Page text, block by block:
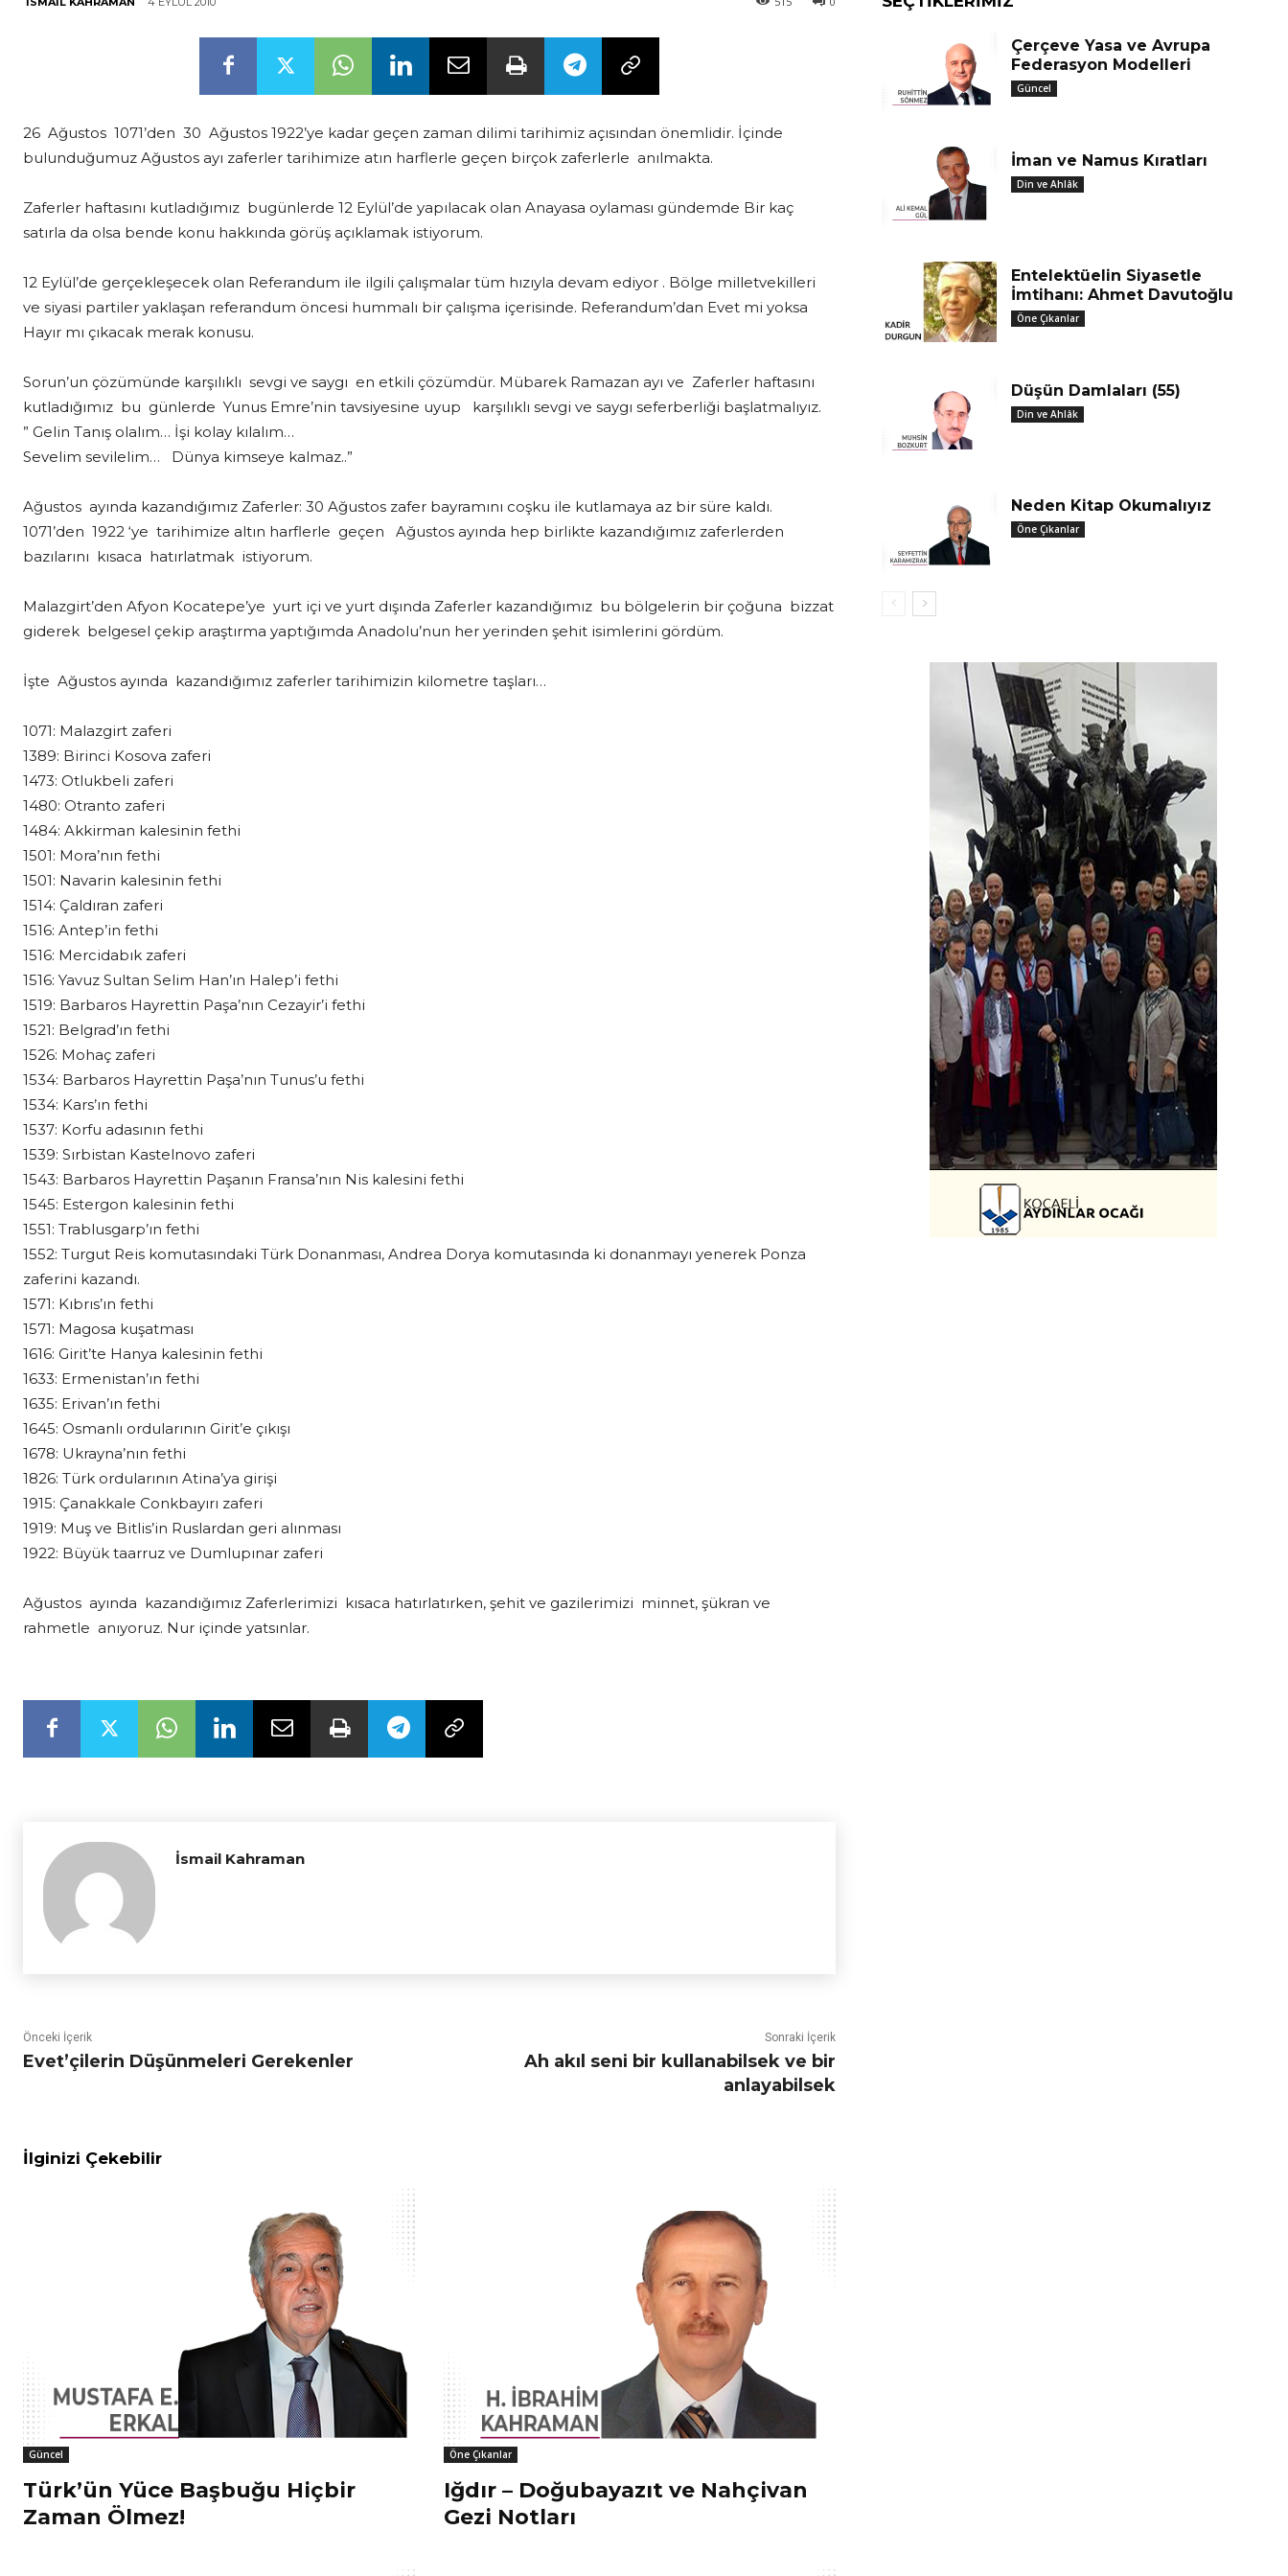
26 Ağustos 1071’den 30 Ağustos 1922’ye kadar geçen zaman dilimi tarihimiz açısından önemlidir. İçinde
bulunduğumuz Ağustos ayı zaferler tarihimize atın harflerle geçen birçok zaferlerle anılmakta.
Zaferler haftasını kutladığımız bugünlerde 12 Eylül’de yapılacak olan Anayasa oylaması gündemde Bir kaç
satırla da olsa bende konu hakkında görüş açıklamak istiyorum.
12 Eylül’de gerçekleşecek olan Referandum ile ilgili çalışmalar tüm hızıyla devam ediyor . Bölge milletvekilleri
ve siyasi partiler yaklaşan referandum öncesi hummalı bir çalışma içerisinde. Referandum’dan Evet mi yoksa
Hayır mı çıkacak merak konusu.
Sorun’un çözümünde karşılıklı sevgi ve saygı en etkili çözümdür. Mübarek Ramazan ayı ve Zaferler haftasını
kutladığımız bu günlerde Yunus Emre’nin tavsiyesine uyup karşılıklı sevgi ve saygı seferberliği başlatmalıyız.
” Gelin Tanış olalım… İşi kolay kılalım…
Sevelim sevilelim… Dünya kimseye kalmaz..”
Ağustos ayında kazandığımız Zaferler: 30 Ağustos zafer bayramını coşku ile kutlamaya az bir süre kaldı.
1071’den 1922 ‘ye tarihimize altın harflerle geçen Ağustos ayında hep birlikte kazandığımız zaferlerden
bazılarını kısaca hatırlatmak istiyorum.
Malazgirt’den Afyon Kocatepe’ye yurt içi ve yurt dışında Zaferler kazandığımız bu bölgelerin bir çoğuna bizzat
giderek belgesel çekip araştırma yaptığımda Anadolu’nun her yerinden şehit isimlerini gördüm.
İşte Ağustos ayında kazandığımız zaferler tarihimizin kilometre taşları…
1071: Malazgirt zaferi
1389: Birinci Kosova zaferi
1473: Otlukbeli zaferi
1480: Otranto zaferi
1484: Akkirman kalesinin fethi
1501: Mora’nın fethi
1501: Navarin kalesinin fethi
1514: Çaldıran zaferi
1516: Antep’in fethi
1516: Mercidabık zaferi
1516: Yavuz Sultan Selim Han’ın Halep’i fethi
1519: Barbaros Hayrettin Paşa’nın Cezayir’i fethi
1521: Belgrad’ın fethi
1526: Mohaç zaferi
1534: Barbaros Hayrettin Paşa’nın Tunus’u fethi
1534: Kars’ın fethi
1537: Korfu adasının fethi
1539: Sırbistan Kastelnovo zaferi
1543: Barbaros Hayrettin Paşanın Fransa’nın Nis kalesini fethi
1545: Estergon kalesinin fethi
1551: Trablusgarp’ın fethi
1552: Turgut Reis komutasındaki Türk Donanması, Andrea Dorya komutasında ki donanmayı yenerek Ponza
zaferini kazandı.
1571: Kıbrıs’ın fethi
1571: Magosa kuşatması
1616: Girit’te Hanya kalesinin fethi
1633: Ermenistan’ın fethi
1635: Erivan’ın fethi
1645: Osmanlı ordularının Girit’e çıkışı
1678: Ukrayna’nın fethi
1826: Türk ordularının Atina’ya girişi
1915: Çanakkale Conkbayırı zaferi
1919: Muş ve Bitlis’in Ruslardan geri alınması
1922: Büyük taarruz ve Dumlupınar zaferi
Ağustos ayında kazandığımız Zaferlerimizi kısaca hatırlatırken, şehit ve gazilerimizi minnet, şükran ve
rahmetle anıyoruz. Nur içinde yatsınlar.
İsmail Kahraman
Önceki İçerik
Evet’çilerin Düşünmeleri Gerekenler
Sonraki İçerik
Ah akıl seni bir kullanabilsek ve bir
anlayabilsek
İlginizi Çekebilir
Güncel
Türk’ün Yüce Başbuğu Hiçbir
Zaman Ölmez!
Öne Çıkanlar
Iğdır – Doğubayazıt ve Nahçivan
Gezi Notları
Çerçeve Yasa ve Avrupa
Federasyon Modelleri
Güncel
İman ve Namus Kıratları
Din ve Ahlâk
Entelektüelin Siyasetle
İmtihanı: Ahmet Davutoğlu
Öne Çıkanlar
Düşün Damlaları (55)
Din ve Ahlâk
Neden Kitap Okumalıyız
Öne Çıkanlar